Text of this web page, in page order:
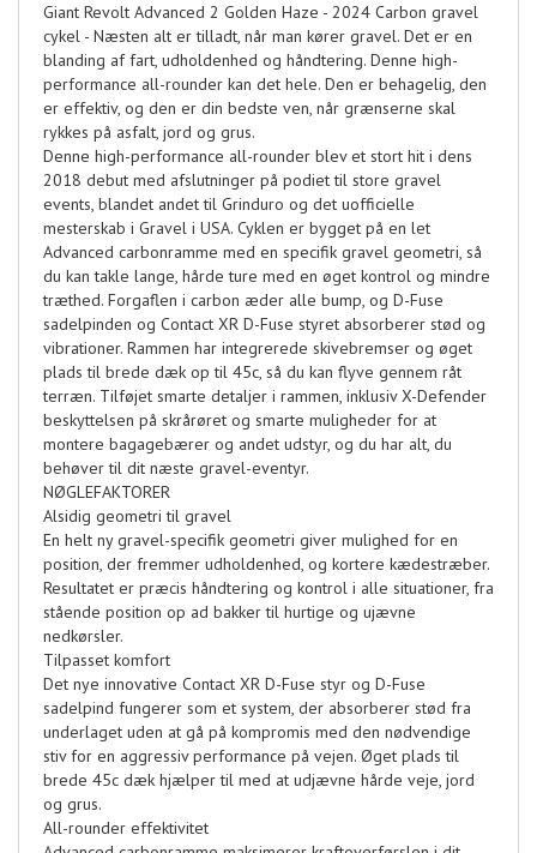
Giant Revolt Advanced 2 Golden Haze - 2024 Carbon gravel
cykel - Næsten alt er tilladt, når man kører gravel. Det er en
blanding af fart, udholdenhed og håndtering. Denne high-
performance all-rounder kan det hele. Den er behagelig, den
er effektiv, og den er din bedste ven, når grænserne skal
rykkes på asfalt, jord og grus.
Denne high-performance all-rounder blev et stort hit i dens
2018 debut med afslutninger på podiet til store gravel
events, blandet andet til Grinduro og det uofficielle
mesterskab i Gravel i USA. Cyklen er bygget på en let
Advanced carbonramme med en specifik gravel geometri, så
du kan takle lange, hårde ture med en øget kontrol og mindre
træthed. Forgaflen i carbon æder alle bump, og D-Fuse
sadelpinden og Contact XR D-Fuse styret absorberer stød og
vibrationer. Rammen har integrerede skivebremser og øget
plads til brede dæk op til 45c, så du kan flyve gennem råt
terræn. Tilføjet smarte detaljer i rammen, inklusiv X-Defender
beskyttelsen på skrårøret og smarte muligheder for at
montere bagagebærer og andet udstyr, og du har alt, du
behøver til dit næste gravel-eventyr.
NØGLEFAKTORER
Alsidig geometri til gravel
En helt ny gravel-specifik geometri giver mulighed for en
position, der fremmer udholdenhed, og kortere kædestræber.
Resultatet er præcis håndtering og kontrol i alle situationer, fra
stående position op ad bakker til hurtige og ujævne
nedkørsler.
Tilpasset komfort
Det nye innovative Contact XR D-Fuse styr og D-Fuse
sadelpind fungerer som et system, der absorberer stød fra
underlaget uden at gå på kompromis med den nødvendige
stiv for en aggressiv performance på vejen. Øget plads til
brede 45c dæk hjælper til med at udjævne hårde veje, jord
og grus.
All-rounder effektivitet